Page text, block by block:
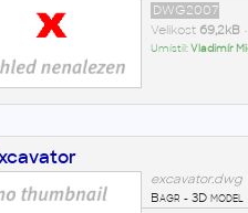
DWG2007
Velikost 69,2kB
Umístil:Vladimír
excavator.dwg
Bagr - 3D model